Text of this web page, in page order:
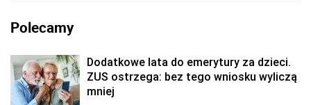
Polecamy
Dodatkowe lata do emerytury za dzieci.
ZUS ostrzega: bez tego wniosku wyliczą
mniej